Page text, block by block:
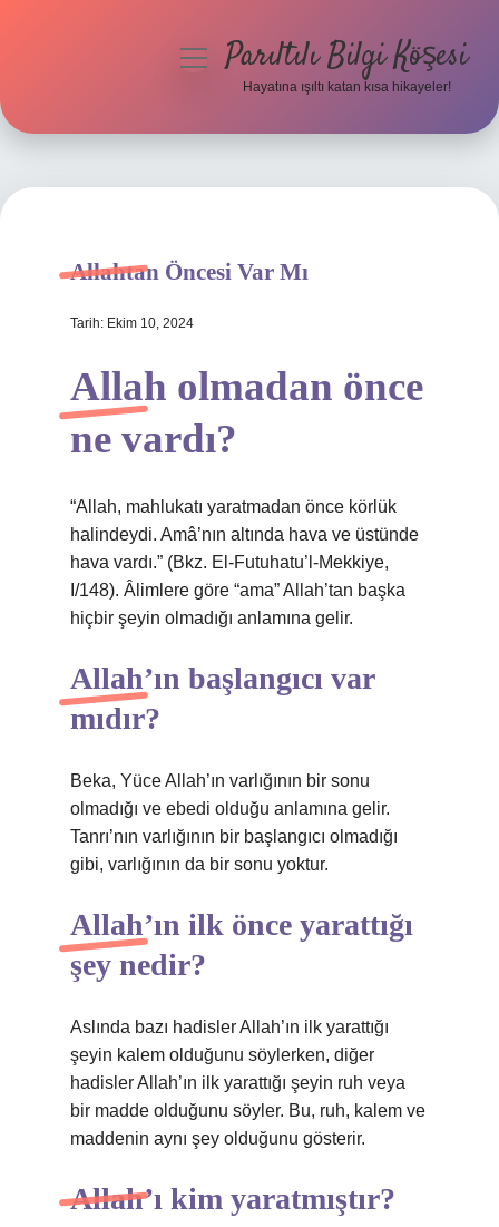
Hakkımızda
menüyüParıltılı Bilgi Köşesi
Hayatına ışıltı katan kısa hikayeler!
Allahtan Öncesi Var Mı
Tarih: Ekim 10, 2024
Allah olmadan önce
ne vardı?
“Allah, mahlukatı yaratmadan önce körlük
halindeydi. Amâ’nın altında hava ve üstünde
hava vardı.” (Bkz. El-Futuhatu’l-Mekkiye,
I/148). Âlimlere göre “ama” Allah’tan başka
hiçbir şeyin olmadığı anlamına gelir.
Allah’ın başlangıcı var
mıdır?
Beka, Yüce Allah’ın varlığının bir sonu
olmadığı ve ebedi olduğu anlamına gelir.
Tanrı’nın varlığının bir başlangıcı olmadığı
gibi, varlığının da bir sonu yoktur.
Allah’ın ilk önce yarattığı
şey nedir?
Aslında bazı hadisler Allah’ın ilk yarattığı
şeyin kalem olduğunu söylerken, diğer
hadisler Allah’ın ilk yarattığı şeyin ruh veya
bir madde olduğunu söyler. Bu, ruh, kalem ve
maddenin aynı şey olduğunu gösterir.
Allah’ı kim yaratmıştır?